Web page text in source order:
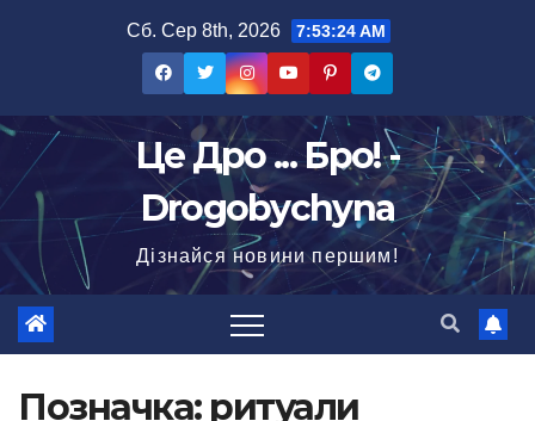
Сб. Сер 8th, 2026 7:53:24 AM
Це Дро ... Бро! -
Drogobychyna
Дізнайся новини першим!
Позначка: ритуали